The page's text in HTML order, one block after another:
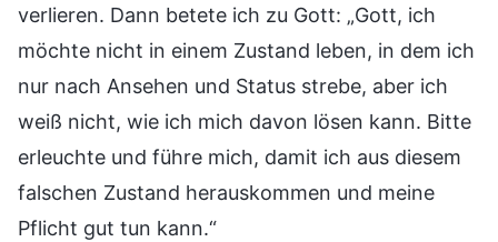
verlieren. Dann betete ich zu Gott: „Gott, ich
möchte nicht in einem Zustand leben, in dem ich
nur nach Ansehen und Status strebe, aber ich
weiß nicht, wie ich mich davon lösen kann. Bitte
erleuchte und führe mich, damit ich aus diesem
falschen Zustand herauskommen und meine
Pflicht gut tun kann.“